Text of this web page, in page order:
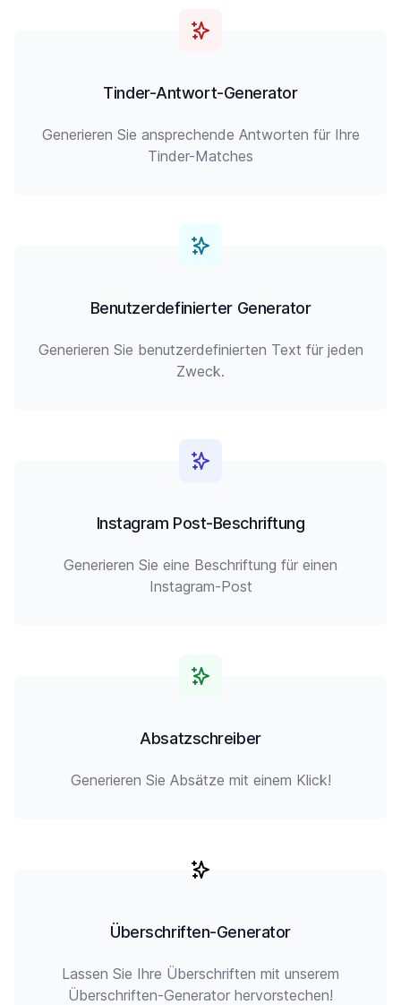
Tinder-Antwort-Generator
Generieren Sie ansprechende Antworten für Ihre
Tinder-Matches
Benutzerdefinierter Generator
Generieren Sie benutzerdefinierten Text für jeden
Zweck.
Instagram Post-Beschriftung
Generieren Sie eine Beschriftung für einen
Instagram-Post
Absatzschreiber
Generieren Sie Absätze mit einem Klick!
Überschriften-Generator
Lassen Sie Ihre Überschriften mit unserem
Überschriften-Generator hervorstechen!